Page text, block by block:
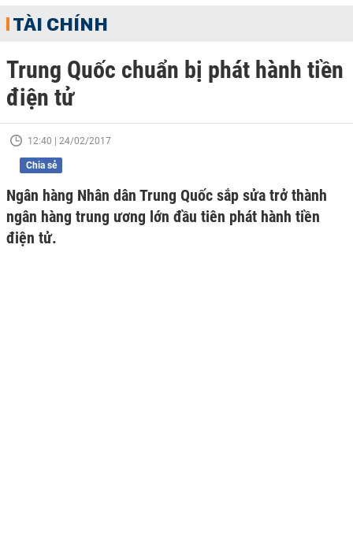
TÀI CHÍNH
Trung Quốc chuẩn bị phát hành tiền
điện tử
12:40 | 24/02/2017
Chia sẻ
Ngân hàng Nhân dân Trung Quốc sắp sửa trở thành
ngân hàng trung ương lớn đầu tiên phát hành tiền
điện tử.